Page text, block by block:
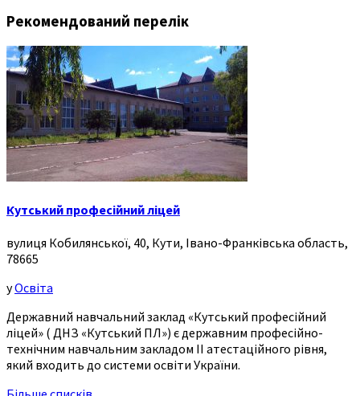
Рекомендований перелік
Кутський професійний ліцей
вулиця Кобилянської, 40, Кути, Івано-Франківська область,
78665
уОсвіта
Державний навчальний заклад «Кутський професійний
ліцей» ( ДНЗ «Кутський ПЛ») є державним професійно-
технічним навчальним закладом ІІ атестаційного рівня,
який входить до системи освіти України.